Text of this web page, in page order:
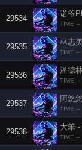
29534
诺爷
TIME --
29535
林志
TIME --
29536
潘德
TIME --
29537
阿悠
TIME --
29538
大笨
TIME --